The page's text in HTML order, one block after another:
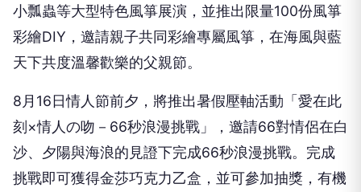
小瓢蟲等大型特色風箏展演，並推出限量100份風箏
彩繪DIY，邀請親子共同彩繪專屬風箏，在海風與藍
天下共度溫馨歡樂的父親節。
8月16日情人節前夕，將推出暑假壓軸活動「愛在此
刻×情人の吻－66秒浪漫挑戰」，邀請66對情侶在白
沙、夕陽與海浪的見證下完成66秒浪漫挑戰。完成
挑戰即可獲得金莎巧克力乙盒，並可參加抽獎，有機